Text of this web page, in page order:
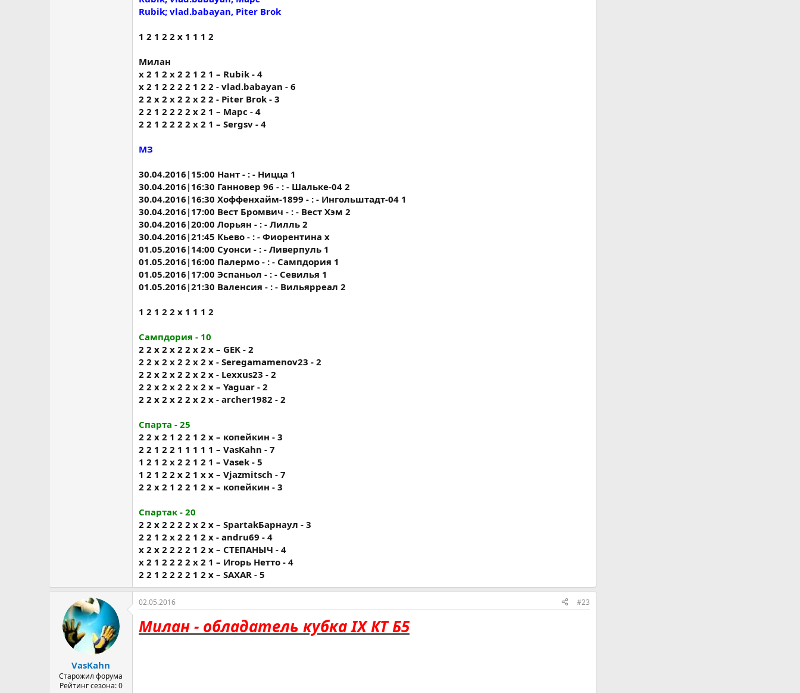
Rubik; vlad.babayan, Piter Brok
1 2 1 2 2 х 1 1 1 2
Милан
х 2 1 2 х 2 2 1 2 1 – Rubik - 4
х 2 1 2 2 2 2 1 2 2 - vlad.babayan - 6
2 2 x 2 x 2 2 x 2 2 - Piter Brok - 3
2 2 1 2 2 2 2 х 2 1 – Марс - 4
2 2 1 2 2 2 2 х 2 1 – Sergsv - 4
МЗ
30.04.2016|15:00 Нант - : - Ницца 1
30.04.2016|16:30 Ганновер 96 - : - Шальке-04 2
30.04.2016|16:30 Хоффенхайм-1899 - : - Ингольштадт-04 1
30.04.2016|17:00 Вест Бромвич - : - Вест Хэм 2
30.04.2016|20:00 Лорьян - : - Лилль 2
30.04.2016|21:45 Кьево - : - Фиорентина х
01.05.2016|14:00 Суонси - : - Ливерпуль 1
01.05.2016|16:00 Палермо - : - Сампдория 1
01.05.2016|17:00 Эспаньол - : - Севилья 1
01.05.2016|21:30 Валенсия - : - Вильярреал 2
1 2 1 2 2 х 1 1 1 2
Сампдория - 10
2 2 x 2 x 2 2 x 2 x – GEK - 2
2 2 x 2 x 2 2 x 2 x - Seregamamenov23 - 2
2 2 x 2 x 2 2 x 2 x - Lexxus23 - 2
2 2 x 2 x 2 2 x 2 x – Yaguar - 2
2 2 x 2 x 2 2 x 2 x - archer1982 - 2
Спарта - 25
2 2 х 2 1 2 2 1 2 х – копейкин - 3
2 2 1 2 2 1 1 1 1 1 – VasKahn - 7
1 2 1 2 x 2 2 1 2 1 – Vasek - 5
1 2 1 2 2 х 2 1 х х – Vjazmitsch - 7
2 2 х 2 1 2 2 1 2 х – копейкин - 3
Спартак - 20
2 2 х 2 2 2 2 х 2 х – SpartakБарнаул - 3
2 2 1 2 х 2 2 1 2 х - andru69 - 4
х 2 х 2 2 2 2 1 2 х – СТЕПАНЫЧ - 4
х 2 1 2 2 2 2 х 2 1 – Игорь Нетто - 4
2 2 1 2 2 2 2 1 2 х – SAXAR - 5
VasKahn
Старожил форума
Рейтинг сезона: 0
02.05.2016 #23
Милан - обладатель кубка IX КТ Б5